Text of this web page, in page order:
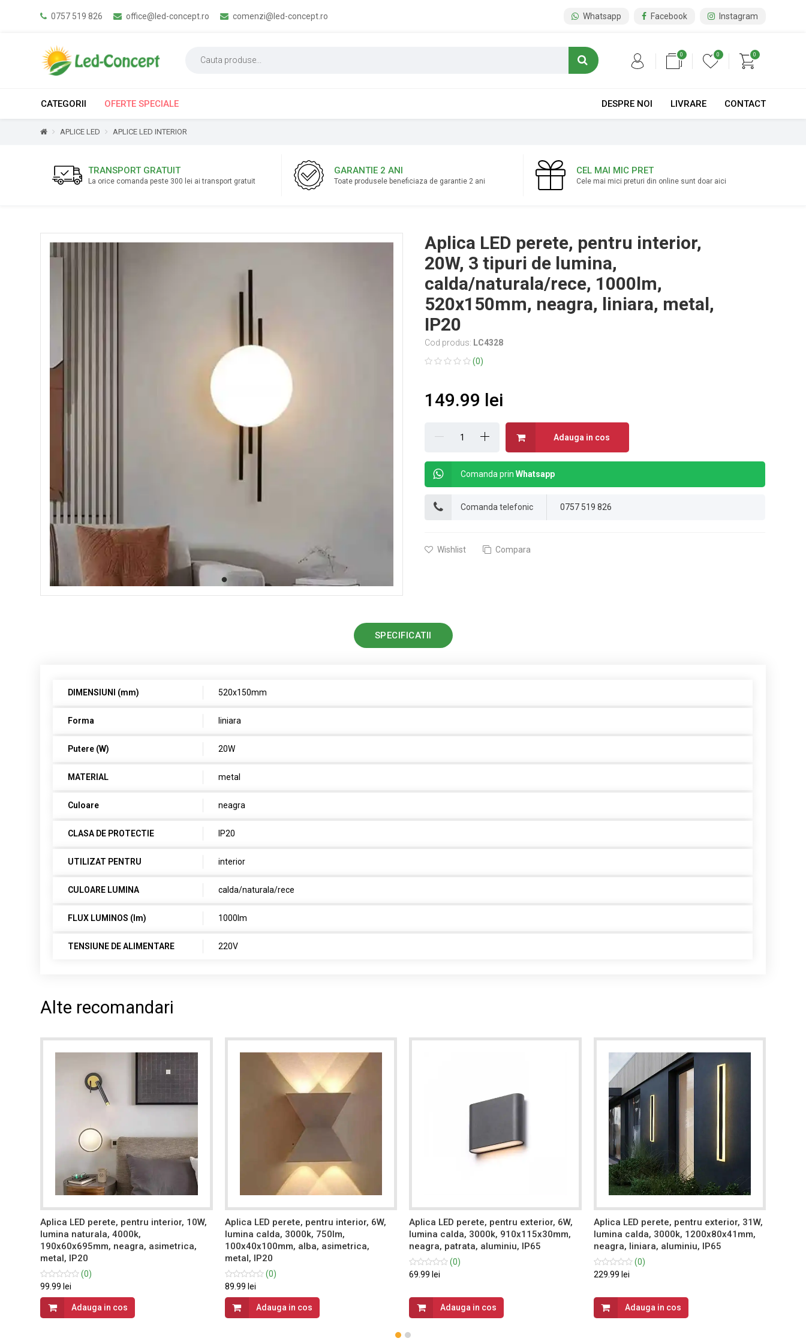
0757 519 826 office@led-concept.ro comenzi@led-concept.ro Whatsapp Facebook Instagram
0
0
0
CATEGORII OFERTE SPECIALE CONTACT
LIVRARE
DESPRE NOI
APLICE LED APLICE LED INTERIOR
TRANSPORT GRATUIT
La orice comanda peste 300 lei ai transport gratuit
GARANTIE 2 ANI
Toate produsele beneficiaza de garantie 2 ani
CEL MAI MIC PRET
Cele mai mici preturi din online sunt doar aici
Aplica LED perete, pentru interior,
20W, 3 tipuri de lumina,
calda/naturala/rece, 1000lm,
520x150mm, neagra, liniara, metal,
IP20
Cod produs: LC4328
(0)
149.99 lei
Adauga in cos
Comanda prinWhatsapp
Comanda telefonic 0757 519 826
Wishlist Compara
SPECIFICATII
DIMENSIUNI (mm) 520x150mm
Forma liniara
Putere (W) 20W
MATERIAL metal
Culoare neagra
CLASA DE PROTECTIE IP20
UTILIZAT PENTRU interior
CULOARE LUMINA calda/naturala/rece
FLUX LUMINOS (lm) 1000lm
TENSIUNE DE ALIMENTARE 220V
Alte recomandari
Aplica LED perete, pentru interior, 10W,
lumina naturala, 4000k,
190x60x695mm, neagra, asimetrica,
metal, IP20
(0)
99.99 lei
Adauga in cos
Aplica LED perete, pentru interior, 6W,
lumina calda, 3000k, 750lm,
100x40x100mm, alba, asimetrica,
metal, IP20
(0)
89.99 lei
Adauga in cos
Aplica LED perete, pentru exterior, 6W,
lumina calda, 3000k, 910x115x30mm,
neagra, patrata, aluminiu, IP65
(0)
69.99 lei
Adauga in cos
Aplica LED perete, pentru exterior, 31W,
lumina calda, 3000k, 1200x80x41mm,
neagra, liniara, aluminiu, IP65
(0)
229.99 lei
Adauga in cos